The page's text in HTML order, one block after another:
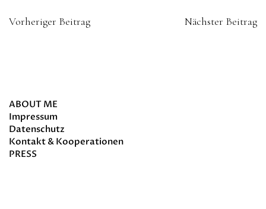
Vorheriger Beitrag Nächster Beitrag
ABOUT ME
Impressum
Datenschutz
Kontakt & Kooperationen
PRESS